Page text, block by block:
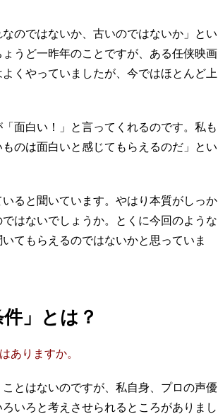
のではないか、古いのではないか」とい
うど一昨年のことですが、ある任侠映画
くやっていましたが、今ではほとんど上
面白い！」と言ってくれるのです。私も
のは面白いと感じてもらえるのだ」とい
ると聞いています。やはり本質がしっか
はないでしょうか。とくに今回のような
てもらえるのではないかと思っていま
件」とは？
ありますか。
とはないのですが、私自身、プロの声優
いろと考えさせられるところがありまし